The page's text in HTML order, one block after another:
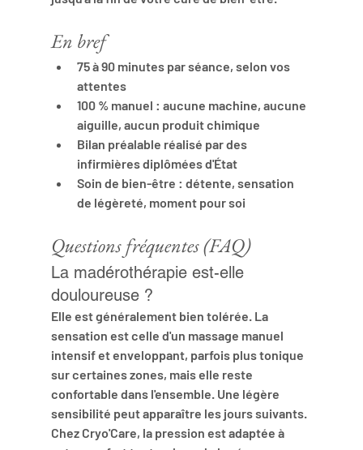
En bref
75 à 90 minutes par séance, selon vos
attentes
100 % manuel : aucune machine, aucune
aiguille, aucun produit chimique
Bilan préalable réalisé par des
infirmières diplômées d'État
Soin de bien-être : détente, sensation
de légèreté, moment pour soi
Questions fréquentes (FAQ)
La madérothérapie est-elle
douloureuse ?
Elle est généralement bien tolérée. La
sensation est celle d'un massage manuel
intensif et enveloppant, parfois plus tonique
sur certaines zones, mais elle reste
confortable dans l'ensemble. Une légère
sensibilité peut apparaître les jours suivants.
Chez Cryo'Care, la pression est adaptée à